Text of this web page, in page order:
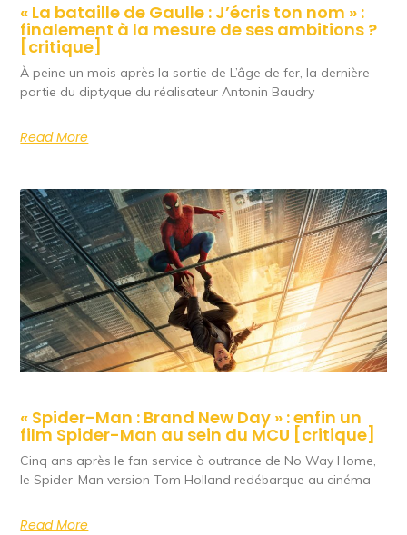
« La bataille de Gaulle : J’écris ton nom » :
finalement à la mesure de ses ambitions ?
[critique]
À peine un mois après la sortie de L’âge de fer, la dernière
partie du diptyque du réalisateur Antonin Baudry
Read More
« Spider-Man : Brand New Day » : enfin un
film Spider-Man au sein du MCU [critique]
Cinq ans après le fan service à outrance de No Way Home,
le Spider-Man version Tom Holland redébarque au cinéma
Read More